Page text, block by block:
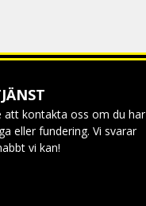
att kontakta oss om du har
eller fundering. Vi svarar
vi kan!